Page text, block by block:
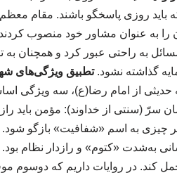
باید روزی پاسخگو باشند. مقام
را به عنوان مشاور خود منصوب
به راحتی عبور کرد و همچنان به
گذاشته نشود.تطبیق ویژگی‌های
از امام رضا(ع)، سه ویژگی
لاریجانی منطبق دانست: ۱. کتمان سرّ (سنتی از
به اسم «شفافیت» بازگو شود.
تحمل کند. در روایات داریم که